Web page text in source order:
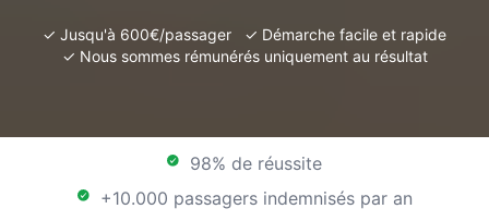
✓ Jusqu'à 600€/passager ✓ Démarche facile et rapide
✓ Nous sommes rémunérés uniquement au résultat
98% de réussite
+10.000 passagers indemnisés par an